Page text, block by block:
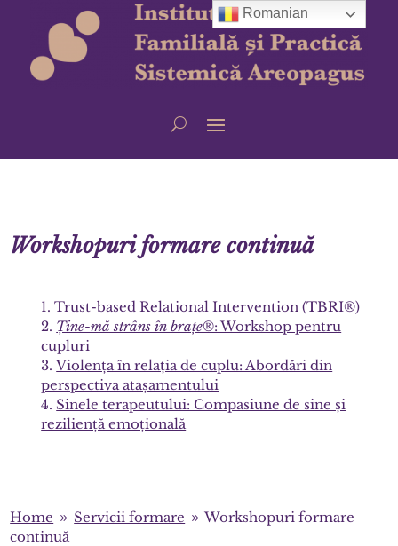
Workshopuri formare continuă
Trust-based Relational Intervention (TBRI®)
Ține-mă strâns în brațe®: Workshop pentru
cupluri
Violența în relația de cuplu: Abordări din
perspectiva atașamentului
Sinele terapeutului: Compasiune de sine și
reziliență emoțională
Home 9 Servicii formare 9 Workshopuri formare
continuă
Romanian